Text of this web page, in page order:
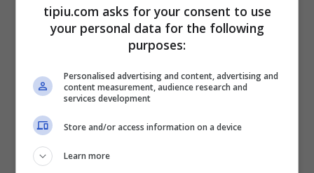
tipiu.com asks for your consent to use
your personal data for the following
purposes:
Personalised advertising and content, advertising and
content measurement, audience research and
services development
Store and/or access information on a device
Learn more